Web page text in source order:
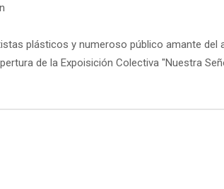
plásticos y numeroso público amante del
de la Expoisición Colectiva "Nuestra